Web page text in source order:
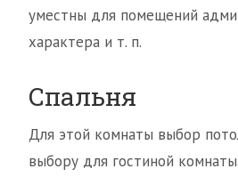
уместны для помещений
характера и т. п.
Спальня
Для этой комнаты выбор
выбору для гостиной